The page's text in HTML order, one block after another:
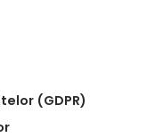
(GDPR)